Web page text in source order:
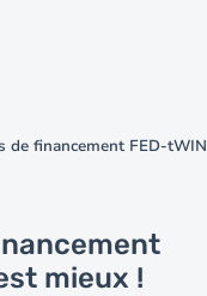
de financement FED-
mieux !